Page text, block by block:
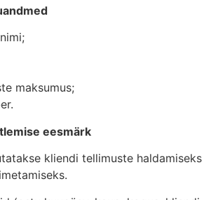
maksumus;
eesmärk
kliendi tellimuste haldamiseks